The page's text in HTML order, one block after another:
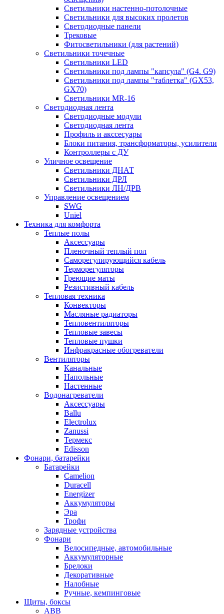
Светильники настенно-потолочные
Светильники для высоких пролетов
Светодиодные панели
Трековые
Фитосветильники (для растений)
Светильники точечные
Светильники LED
Светильники под лампы "капсула" (G4. G9)
Светильники под лампы "таблетка" (GX53,
GX70)
Светильники MR-16
Светодиодная лента
Светодиодные модули
Светодиодная лента
Профиль и акссесуары
Блоки питания, трансформаторы, усилители
Контроллеры с ДУ
Уличное освещение
Светильники ДНАТ
Светильники ДРЛ
Светильники ЛН/ДРВ
Управление освещением
SWG
Uniel
Техника для комфорта
Теплые полы
Аксессуары
Пленочный теплый пол
Саморегулирующийся кабель
Терморегуляторы
Греющие маты
Резистивный кабель
Тепловая техника
Конвекторы
Масляные радиаторы
Тепловентиляторы
Тепловые завесы
Тепловые пушки
Инфракрасные обогреватели
Вентиляторы
Канальные
Напольные
Настенные
Водонагреватели
Аксессуары
Ballu
Electrolux
Zanussi
Термекс
Edisson
Фонари, батарейки
Батарейки
Camelion
Duracell
Energizer
Аккумуляторы
Эра
Трофи
Зарядные устройства
Фонари
Велосипедные, автомобильные
Аккумуляторные
Брелоки
Декоративные
Налобные
Ручные, кемпинговые
Щиты, боксы
ABB